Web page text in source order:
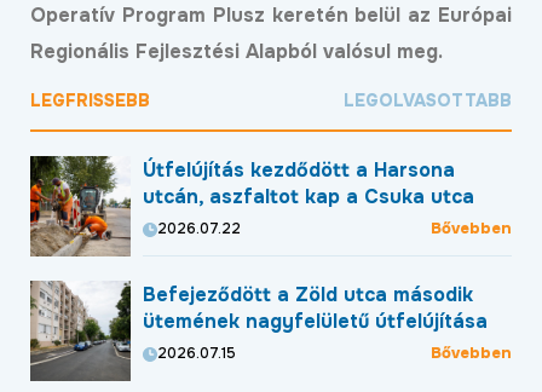
Operatív Program Plusz keretén belül az Európai
Regionális Fejlesztési Alapból valósul meg.
LEGFRISSEBB LEGOLVASOTTABB
Útfelújítás kezdődött a Harsona
utcán, aszfaltot kap a Csuka utca
2026.07.22 Bővebben
Befejeződött a Zöld utca második
ütemének nagyfelületű útfelújítása
2026.07.15 Bővebben